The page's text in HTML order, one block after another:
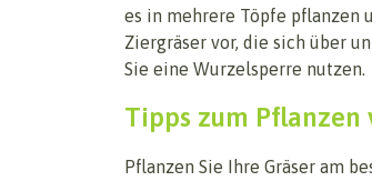
es in mehrere Töpfe pflanzen
Ziergräser vor, die sich über
Sie eine Wurzelsperre nutzen.
Tipps zum Pflanzen
Pflanzen Sie Ihre Gräser am